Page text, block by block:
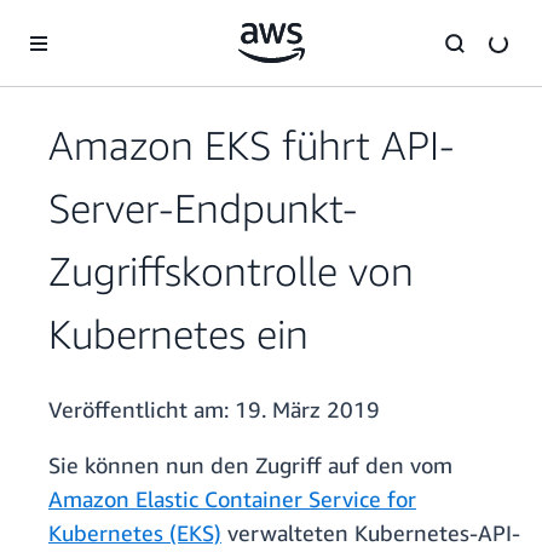
Überspringen zum Hauptinhalt
Amazon EKS führt API-
Server-Endpunkt-
Zugriffskontrolle von
Kubernetes ein
Veröffentlicht am: 19. März 2019
Sie können nun den Zugriff auf den vom
Amazon Elastic Container Service for
Kubernetes (EKS) verwalteten Kubernetes-API-